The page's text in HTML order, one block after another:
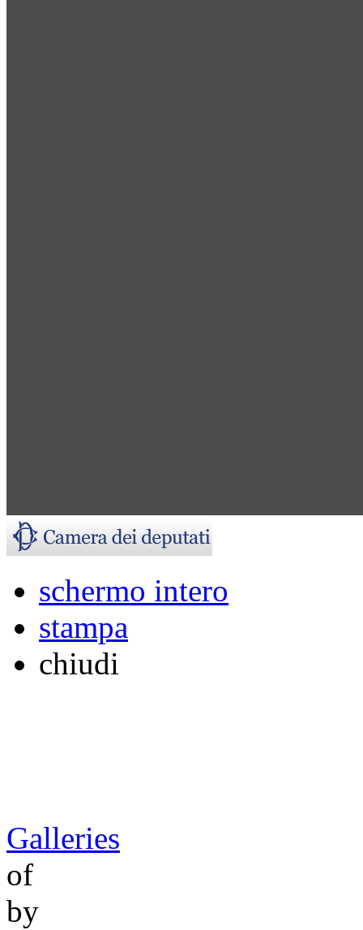
schermo intero
stampa
chiudi
Galleries
of
by